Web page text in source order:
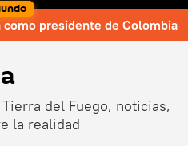
como presidente de Colombia
del Fuego, noticias,
la realidad